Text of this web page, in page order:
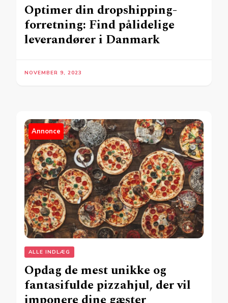
Optimer din dropshipping-
forretning: Find pålidelige
leverandører i Danmark
NOVEMBER 9, 2023
Annonce
ALLE INDLÆG
Opdag de mest unikke og
fantasifulde pizzahjul, der vil